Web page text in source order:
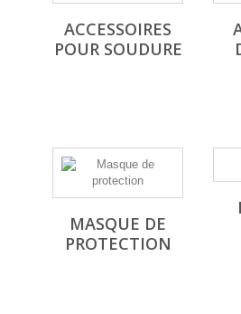
ACCESSOIRES
POUR SOUDURE
MASQUE DE
PROTECTION